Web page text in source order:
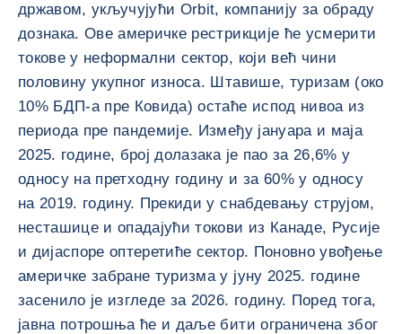
државом, укључујући Orbit, компанију за обраду
дознака. Ове америчке рестрикције ће усмерити
токове у неформални сектор, који већ чини
половину укупног износа. Штавише, туризам (око
10% БДП-а пре Ковида) остаће испод нивоа из
периода пре пандемије. Између јануара и маја
2025. године, број долазака је пао за 26,6% у
односу на претходну годину и за 60% у односу
на 2019. годину. Прекиди у снабдевању струјом,
несташице и опадајући токови из Канаде, Русије
и дијаспоре оптеретиће сектор. Поновно увођење
америчке забране туризма у јуну 2025. године
засенило је изгледе за 2026. годину. Поред тога,
јавна потрошња ће и даље бити ограничена због